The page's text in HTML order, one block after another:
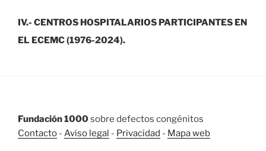
IV.- CENTROS HOSPITALARIOS PARTICIPANTES EN
EL ECEMC (1976-2024).
Fundación 1000sobre defectos congénitos
Contacto - Aviso legal - Privacidad - Mapa web